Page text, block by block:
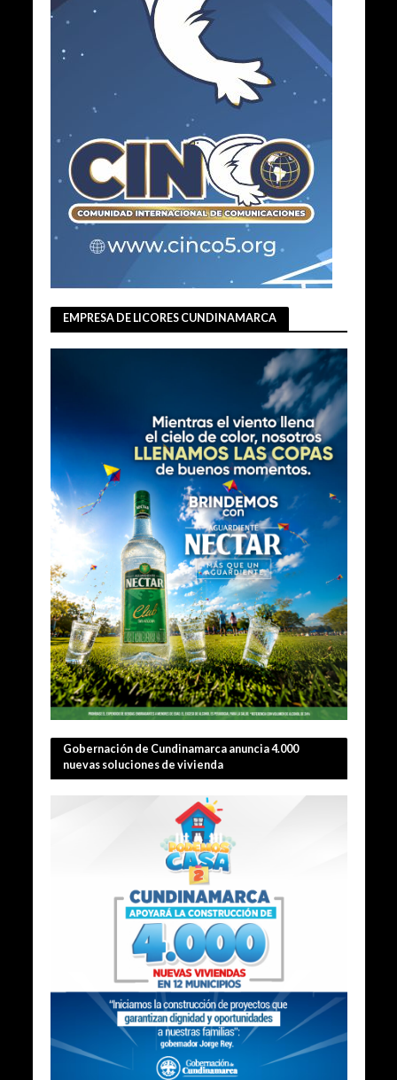
EMPRESA DE LICORES CUNDINAMARCA
Gobernación de Cundinamarca anuncia 4.000
nuevas soluciones de vivienda